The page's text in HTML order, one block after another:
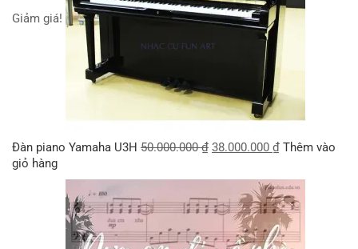
Giảm giá!
Đàn piano Yamaha U3H 50.000.000₫ 38.000.000 ₫ Thêm vào
giỏ hàng